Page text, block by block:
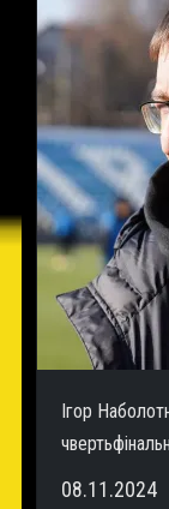
Ігор
08.11.2024